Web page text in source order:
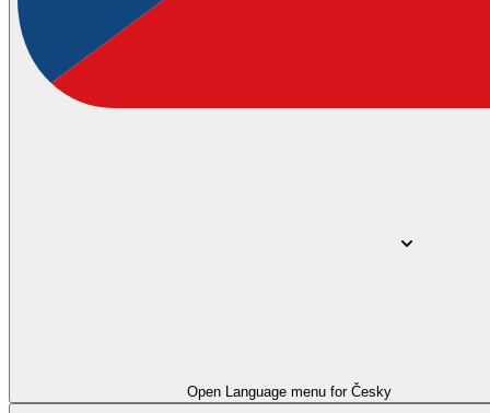
Open Language menu for Česky